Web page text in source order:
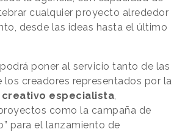
cualquier proyecto alrededor
desde las ideas hasta el último
poner al servicio tanto de las
los creadores representados por la
creativo especialista,
como la campaña de
para el lanzamiento de